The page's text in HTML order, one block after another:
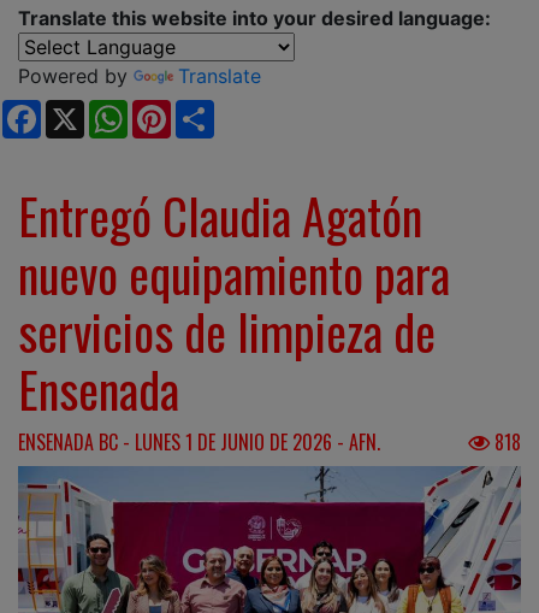
Translate this website into your desired language:
Powered by
Translate
Facebook
X WhatsApp
Pinterest
Entregó Claudia Agatón
nuevo equipamiento para
servicios de limpieza de
Ensenada
ENSENADA BC - LUNES 1 DE JUNIO DE 2026 - AFN. 818